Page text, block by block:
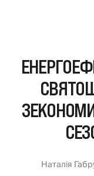
Наталія